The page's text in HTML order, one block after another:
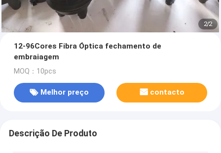
2/2
12-96Cores Fibra Óptica fechamento de
embraiagem
MOQ：10pcs
Melhor preço contacto
Descrição De Produto